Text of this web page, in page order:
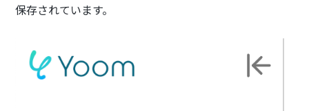
保存されています。